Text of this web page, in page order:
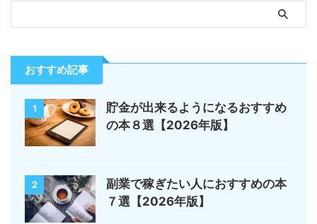
おすすめ記事
1
貯金が出来るようになるおすすめ
の本８選【2026年版】
2
副業で稼ぎたい人におすすめの本
７選【2026年版】